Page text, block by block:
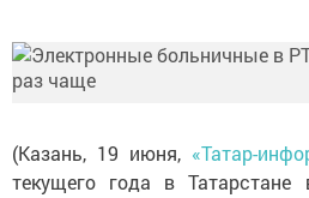
(Казань, 19 июня, «Татар-
текущего года в